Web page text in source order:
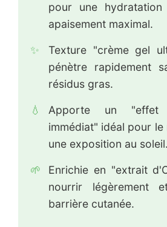
pour une
apaisement maximal.
✨
Texture "crème gel
pénètre rapidement
résidus gras.
💧
Apporte un "effet
immédiat" idéal pour
une exposition au soleil.
🌱
Enrichie en "extrait
nourrir légèrement
barrière cutanée.